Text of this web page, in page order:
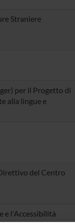
Straniere
per il Progetto di
alla lingue e
del Centro
e l'Accessibilità